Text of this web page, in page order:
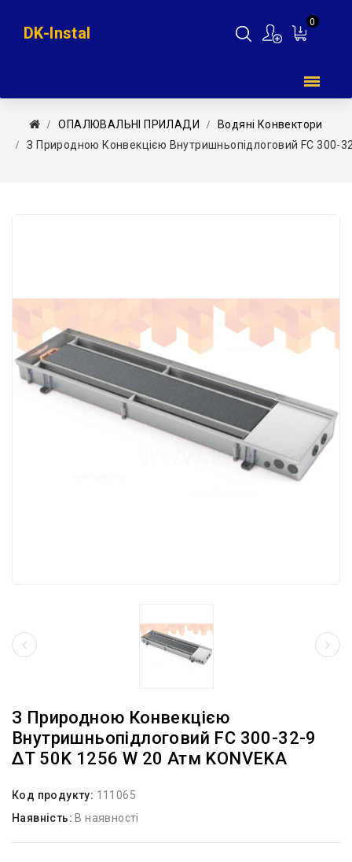
0
DK-Instal
ОПАЛЮВАЛЬНІ ПРИЛАДИ
Водяні Конвектори
З Природною Конвекцією Внутришньопідлоговий FC 300-
З Природною Конвекцією
Внутришньопідлоговий FC 300-32-9
ΔT 50K 1256 W 20 Атм KONVEKA
Код продукту: 111065
Наявність: В наявності